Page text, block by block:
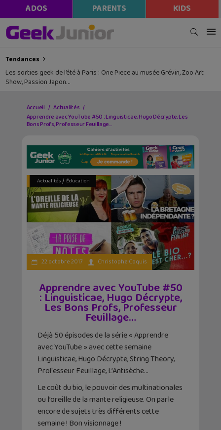
ADOS PARENTS KIDS
Tendances
Les sorties geek de l’été à Paris : One Piece au musée Grévin, Zoo Art
Show, Passion Japon…
Accueil
Actualités
Apprendre avec YouTube #50 : Linguisticae, Hugo Décrypte, Les
Bons Profs, Professeur Feuillage…
Actualités/ Éducation
22 octobre 2017 Christophe Coquis
Apprendre avec YouTube #50
: Linguisticae, Hugo Décrypte,
Les Bons Profs, Professeur
Feuillage…
Déjà 50 épisodes de la série « Apprendre
avec YouTube » avec cette semaine
Linguisticae, Hugo Décrypte, String Theory,
Professeur Feuillage, L’Antisèche…
Le coût du bio, le pouvoir des multinationales
ou l’oreille de la mante religieuse. On parle
encore de sujets très différents cette
semaine ! Bon visionnage !